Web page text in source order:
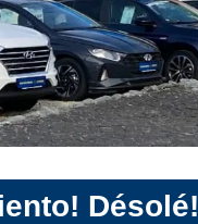
Désolé!